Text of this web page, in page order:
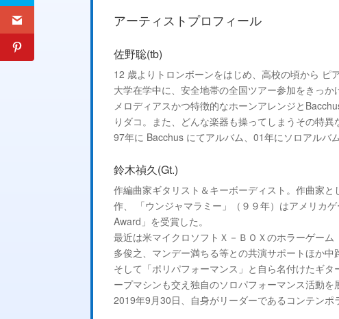
アーティストプロフィール
佐野聡(tb)
12 歳よりトロンボーンをはじめ、高校の頃から ピ
大学在学中に、安全地帯の全国ツアー参加をきっか
メロディアスかつ特徴的なホーンアレンジと
りダコ。また、どんな楽器も操ってしまうその特
97年に Bacchus にてアルバム、01年にソロアルバ
鈴木禎久(Gt.)
作編曲家ギタリスト＆キーボーディスト。作曲家
作、 「ウンジャマラミー」（９９年）はアメリカ
Award」を受賞した。
最近は米マイクロソフトＸ－ＢＯＸのホラーゲー
多俊之、マンデー満ちる等との共演サポートほか
そして「ポリパフォーマンス」と自ら名付けたギ
ープマシンも交え独自のソロパフォーマンス活動を
2019年9月30日、自身がリーダーであるコンテンポ